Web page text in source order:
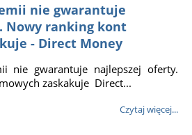
nie gwarantuje
Nowy ranking kont
- Direct Money
nie gwarantuje najlepszej oferty.
zaskakuje Direct...
Czytaj więcej...